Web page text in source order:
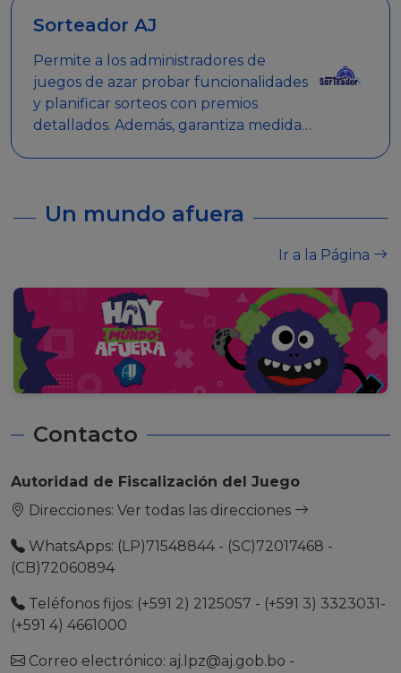
Sorteador AJ
Permite a los administradores de
juegos de azar probar funcionalidades
y planificar sorteos con premios
detallados. Además, garantiza medidas
Un mundo afuera
Ir a la Página
Contacto
Autoridad de Fiscalización del Juego
Direcciones: Ver todas las direcciones
WhatsApps: (LP)71548844 - (SC)72017468 -
(CB)72060894
Teléfonos fijos: (+591 2) 2125057 - (+591 3) 3323031-
(+591 4) 4661000
Correo electrónico: aj.lpz@aj.gob.bo -